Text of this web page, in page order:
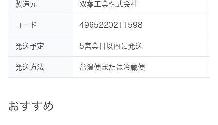
おすすめ
製造元 双葉工業株式会社
コード 4965220211598
発送予定 5営業日以内に発送
発送方法 常温便または冷蔵便